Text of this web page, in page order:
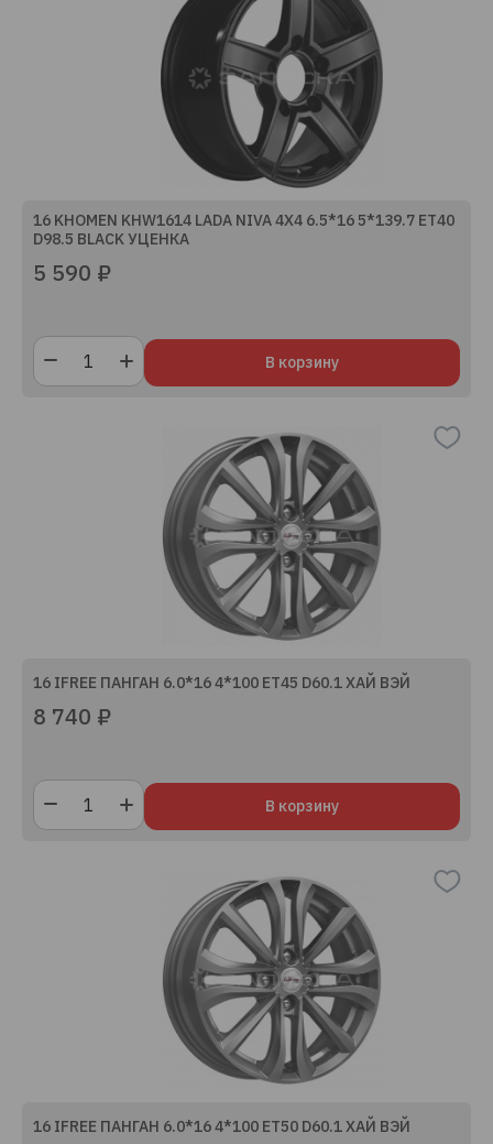
16 KHOMEN KHW1614 LADA NIVA 4X4 6.5*16 5*139.7 ET40
D98.5 BLACK УЦЕНКА
5 590 ₽
В корзину
16 IFREE ПАНГАН 6.0*16 4*100 ET45 D60.1 ХАЙ ВЭЙ
8 740 ₽
В корзину
16 IFREE ПАНГАН 6.0*16 4*100 ET50 D60.1 ХАЙ ВЭЙ